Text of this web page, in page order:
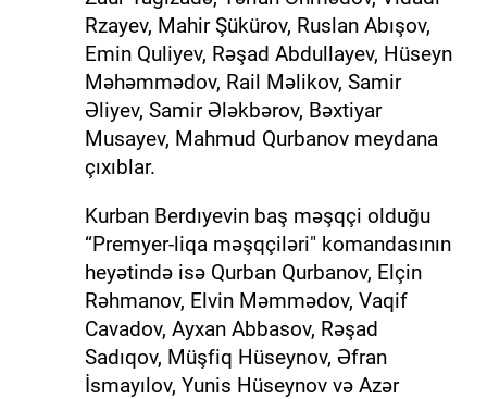
Rzayev, Mahir Şükürov, Ruslan Abışov,
Emin Quliyev, Rəşad Abdullayev, Hüseyn
Məhəmmədov, Rail Məlikov, Samir
Əliyev, Samir Ələkbərov, Bəxtiyar
Musayev, Mahmud Qurbanov meydana
çıxıblar.
Kurban Berdıyevin baş məşqçi olduğu
“Premyer-liqa məşqçiləri" komandasının
heyətində isə Qurban Qurbanov, Elçin
Rəhmanov, Elvin Məmmədov, Vaqif
Cavadov, Ayxan Abbasov, Rəşad
Sadıqov, Müşfiq Hüseynov, Əfran
İsmayılov, Yunis Hüseynov və Azər